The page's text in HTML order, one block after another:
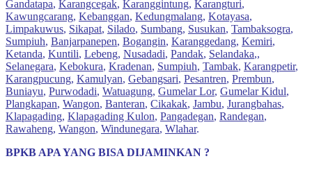
Gandatapa, Karangcegak, Karanggintung, Karangturi,
Kawungcarang, Kebanggan, Kedungmalang, Kotayasa,
Limpakuwus, Sikapat, Silado, Sumbang, Susukan, Tambaksogra,
Sumpiuh, Banjarpanepen, Bogangin, Karanggedang, Kemiri,
Ketanda, Kuntili, Lebeng, Nusadadi, Pandak, Selandaka,,
Selanegara, Kebokura, Kradenan, Sumpiuh, Tambak, Karangpetir,
Karangpucung, Kamulyan, Gebangsari, Pesantren, Prembun,
Buniayu, Purwodadi, Watuagung, Gumelar Lor, Gumelar Kidul,
Plangkapan, Wangon, Banteran, Cikakak, Jambu, Jurangbahas,
Klapagading, Klapagading Kulon, Pangadegan, Randegan,
Rawaheng, Wangon, Windunegara, Wlahar.
BPKB APA YANG BISA DIJAMINKAN ?